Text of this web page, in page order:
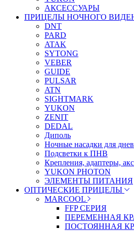
АКСЕССУАРЫ
ПРИЦЕЛЫ НОЧНОГО
DNT
PARD
ATAK
SYTONG
VEBER
GUIDE
PULSAR
ATN
SIGHTMARK
YUKON
ZENIT
DEDAL
Диполь
Ночные насадки для
Подсветки к ПНВ
Крепления, адаптеры,
YUKON PHOTON
ЭЛЕМЕНТЫ ПИТАНИЯ
ОПТИЧЕСКИЕ ПРИЦЕЛЫ
MARCOOL
FFP СЕРИЯ
ПЕРЕМЕННАЯ
ПОСТОЯННАЯ